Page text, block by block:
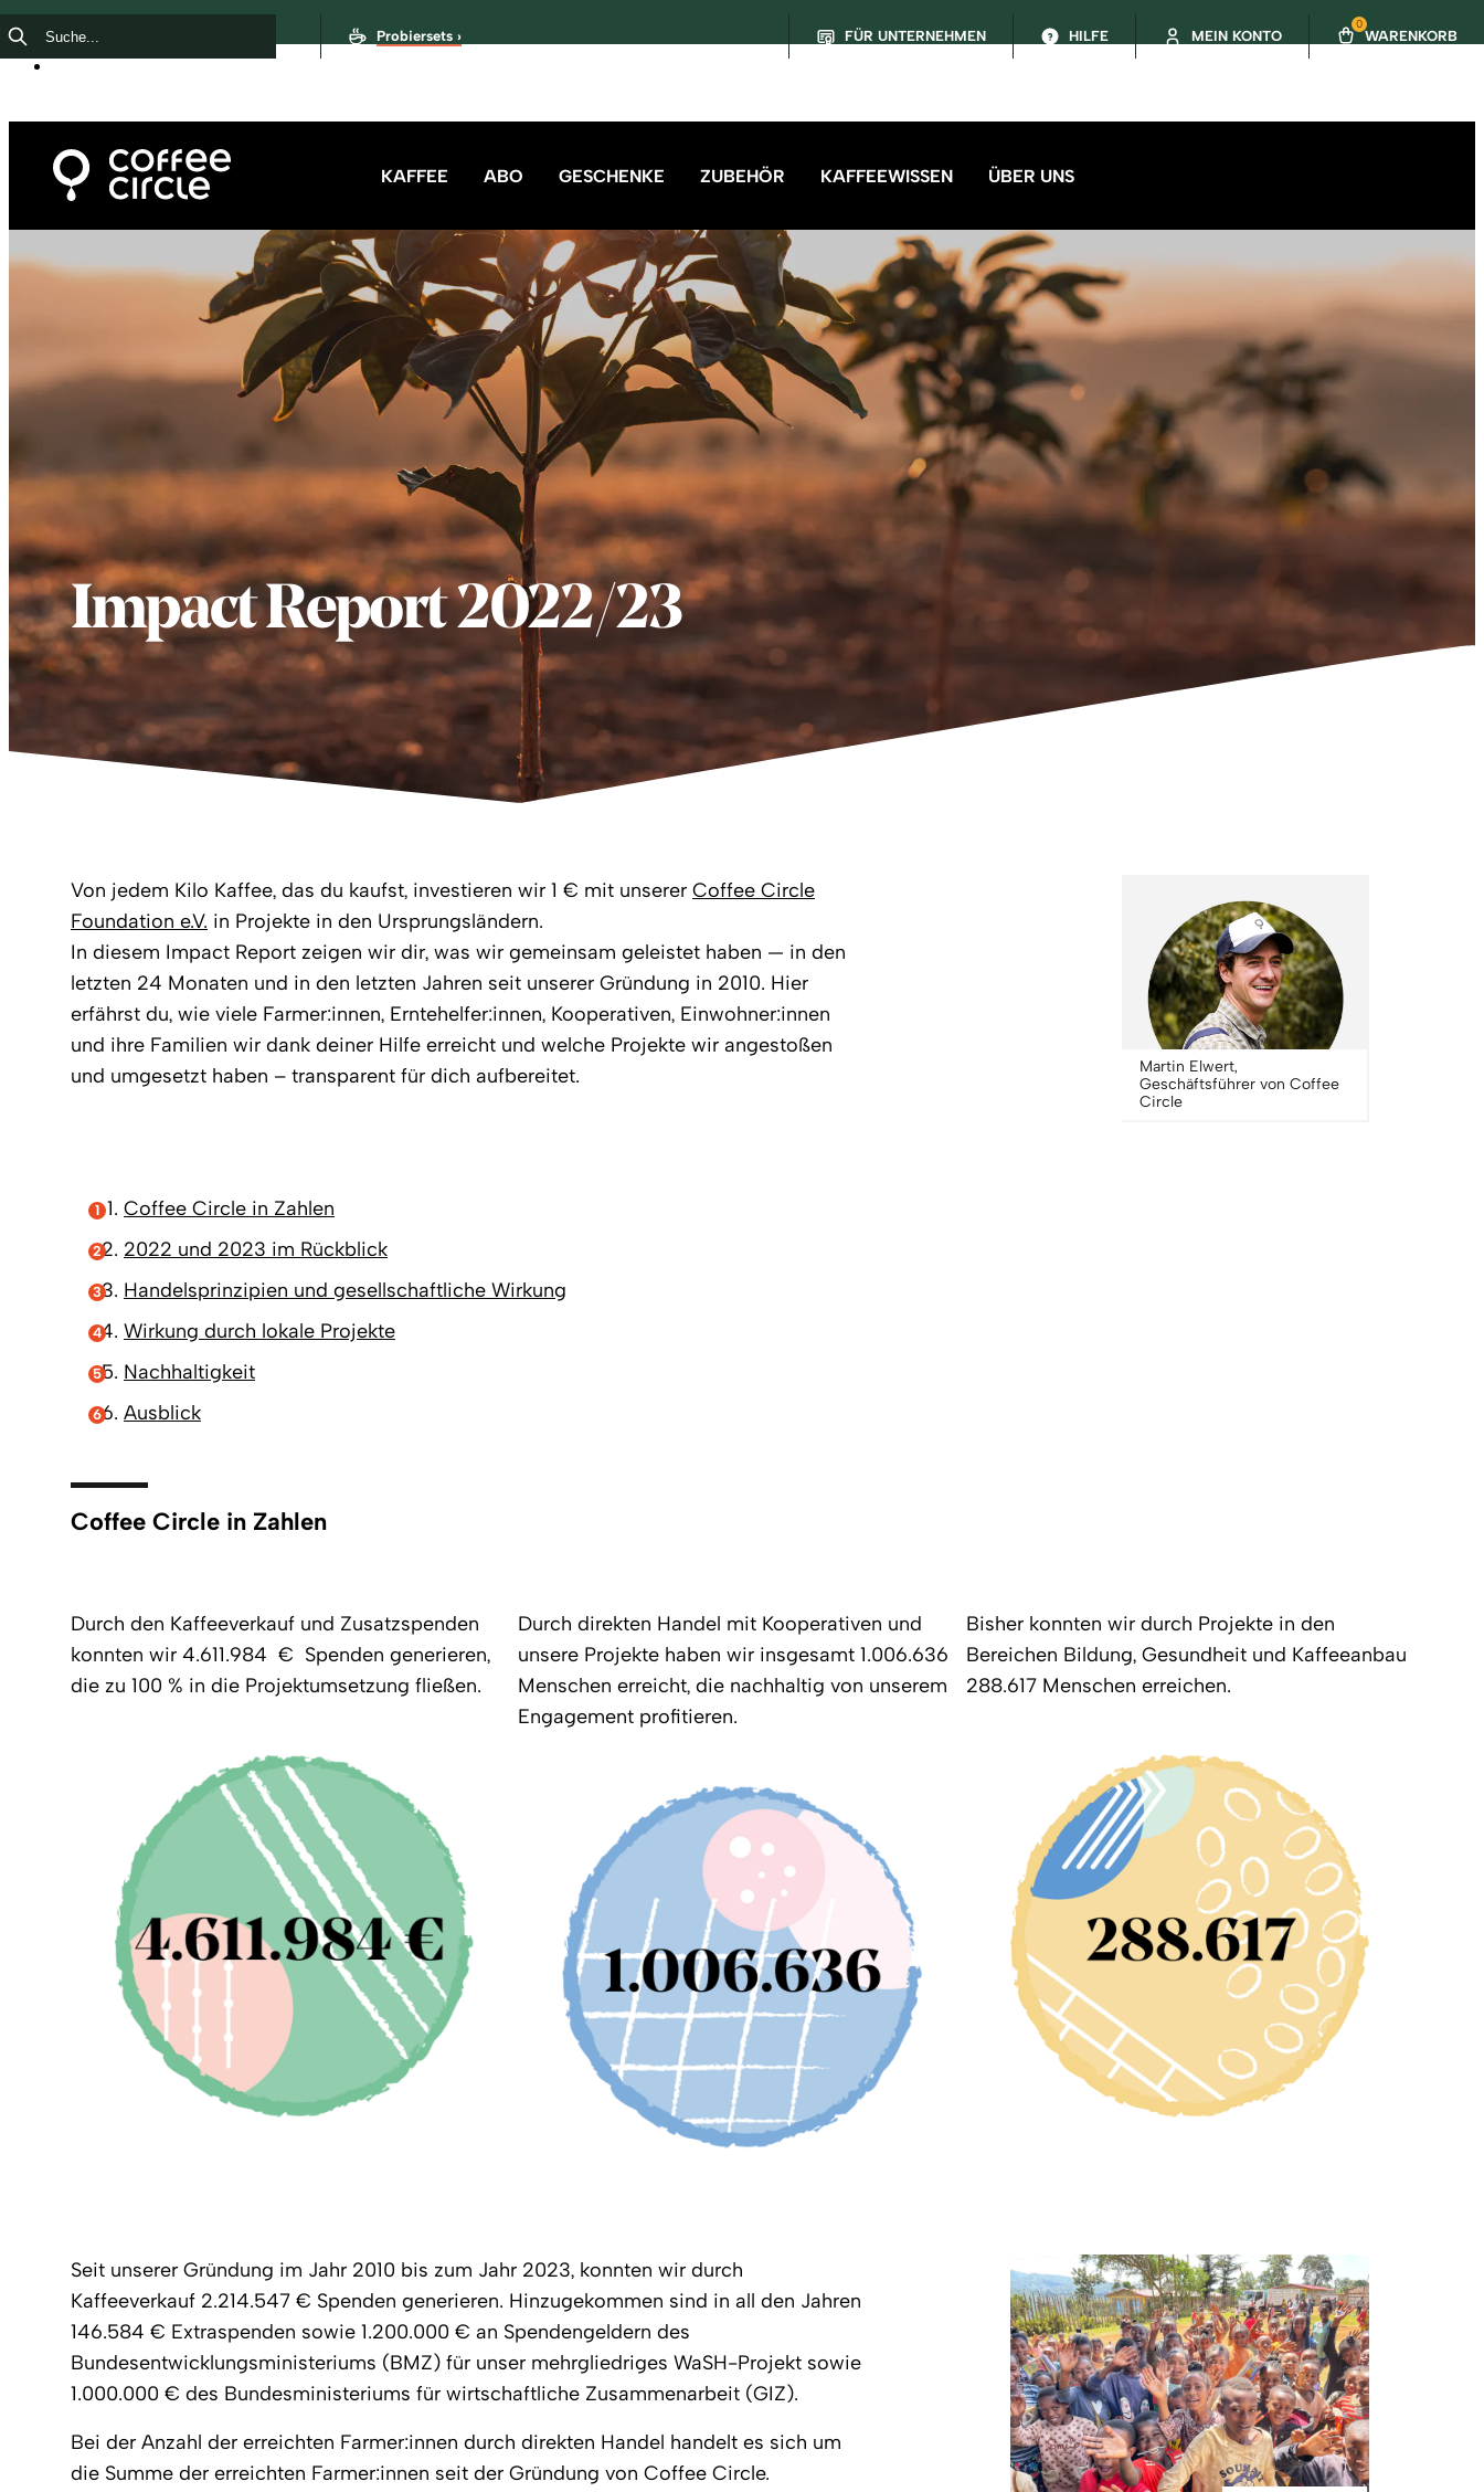
Probiersets › FÜR UNTERNEHMEN HILFE MEIN KONTO
0
WARENKORB
KAFFEE ABO GESCHENKE ZUBEHÖR KAFFEEWISSEN ÜBER UNS
Impact Report 2022/23
Von jedem Kilo Kaffee, das du kaufst, investieren wir 1 € mit unserer Coffee Circle
Foundation e.V. in Projekte in den Ursprungsländern.
In diesem Impact Report zeigen wir dir, was wir gemeinsam geleistet haben — in den
letzten 24 Monaten und in den letzten Jahren seit unserer Gründung in 2010. Hier
erfährst du, wie viele Farmer:innen, Erntehelfer:innen, Kooperativen, Einwohner:innen
und ihre Familien wir dank deiner Hilfe erreicht und welche Projekte wir angestoßen
und umgesetzt haben – transparent für dich aufbereitet.
Martin Elwert,
Geschäftsführer von Coffee
Circle
Coffee Circle in Zahlen
2022 und 2023 im Rückblick
Handelsprinzipien und gesellschaftliche Wirkung
Wirkung durch lokale Projekte
Nachhaltigkeit
Ausblick
Coffee Circle in Zahlen
Durch den Kaffeeverkauf und Zusatzspenden
konnten wir 4.611.984 € Spenden generieren,
die zu 100 % in die Projektumsetzung fließen.
Durch direkten Handel mit Kooperativen und
unsere Projekte haben wir insgesamt 1.006.636
Menschen erreicht, die nachhaltig von unserem
Engagement profitieren.
Bisher konnten wir durch Projekte in den
Bereichen Bildung, Gesundheit und Kaffeeanbau
288.617 Menschen erreichen.
Seit unserer Gründung im Jahr 2010 bis zum Jahr 2023, konnten wir durch
Kaffeeverkauf 2.214.547 € Spenden generieren. Hinzugekommen sind in all den Jahren
146.584 € Extraspenden sowie 1.200.000 € an Spendengeldern des
Bundesentwicklungsministeriums (BMZ) für unser mehrgliedriges WaSH-Projekt sowie
1.000.000 € des Bundesministeriums für wirtschaftliche Zusammenarbeit (GIZ).
Bei der Anzahl der erreichten Farmer:innen durch direkten Handel handelt es sich um
die Summe der erreichten Farmer:innen seit der Gründung von Coffee Circle.